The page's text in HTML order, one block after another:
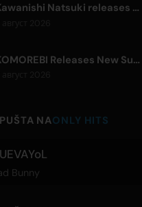
Kawanishi Natsuki releases digital single 'Sayonara wa Ichiban Kirei na Atashi de'
KOMOREBI Releases New Summer Single 'Letsu Natsu'
2026
NAONLY HITS
Bunny